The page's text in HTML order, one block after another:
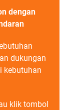
dengan
dukungan
kebutuhan
klik tombol